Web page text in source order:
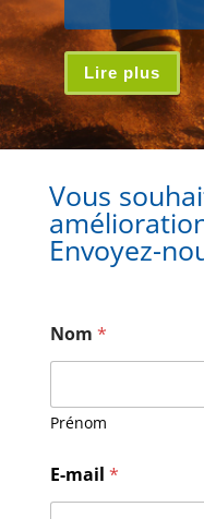
Lire plus
Vous
Envoyez-
Nom *
Prénom
e
s
E-mail *